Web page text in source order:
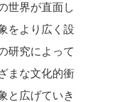
世界が直面し
をより広く設
研究によって
まな文化的衝
と広げていき